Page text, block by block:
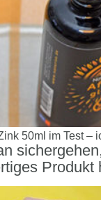
50ml im Test –
Produkt